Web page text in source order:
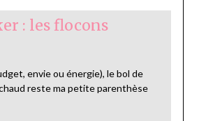
: les flocons
envie ou énergie), le bol de
reste ma petite parenthèse